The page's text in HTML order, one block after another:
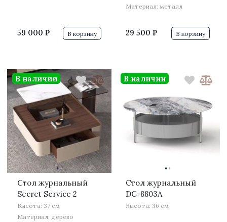
59 000 ₽ В корзину
Материал: металл
29 500 ₽ В корзину
··
Стол журнальный
Secret Service 2
Высота: 37 см
Материал: дерево
В наличии
··
Стол журнальный
DC-8803A
Высота: 36 см
В наличии